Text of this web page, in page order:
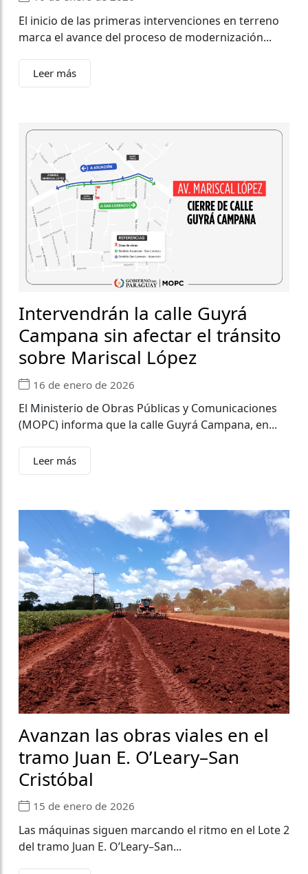
El inicio de las primeras intervenciones en terreno
marca el avance del proceso de modernización...
Leer más
Intervendrán la calle Guyrá
Campana sin afectar el tránsito
sobre Mariscal López
16 de enero de 2026
El Ministerio de Obras Públicas y Comunicaciones
(MOPC) informa que la calle Guyrá Campana, en...
Leer más
Avanzan las obras viales en el
tramo Juan E. O’Leary–San
Cristóbal
15 de enero de 2026
Las máquinas siguen marcando el ritmo en el Lote 2
del tramo Juan E. O’Leary–San...